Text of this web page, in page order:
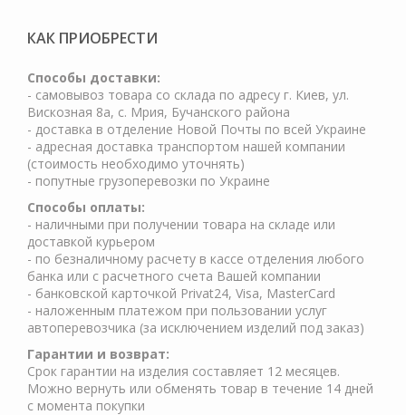
КАК ПРИОБРЕСТИ
Cпособы доставки:
- самовывоз товара со склада по адресу г. Киев, ул.
Вискозная 8а, с. Мрия, Бучанского района
- доставка в отделение Новой Почты по всей Украине
- адресная доставка транспортом нашей компании
(стоимость необходимо уточнять)
- попутные грузоперевозки по Украине
Способы оплаты:
- наличными при получении товара на складе или
доставкой курьером
- по безналичному расчету в кассе отделения любого
банка или с расчетного счета Вашей компании
- банковской карточкой Privat24, Visa, MasterCard
- наложенным платежом при пользовании услуг
автоперевозчика (за исключением изделий под заказ)
Гарантии и возврат:
Срок гарантии на изделия составляет 12 месяцев.
Можно вернуть или обменять товар в течение 14 дней
с момента покупки